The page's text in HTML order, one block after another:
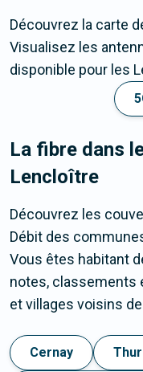
Découvrez la carte
Visualisez les
disponible pour les
La fibre dans
Lencloître
Découvrez les
Débit des
Vous êtes habitant
notes, classements
et villages voisins
Cernay